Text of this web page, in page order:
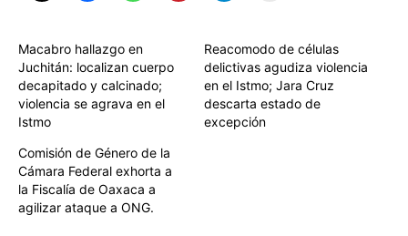
Macabro hallazgo en
Juchitán: localizan cuerpo
decapitado y calcinado;
violencia se agrava en el
Istmo
Reacomodo de células
delictivas agudiza violencia
en el Istmo; Jara Cruz
descarta estado de
excepción
Comisión de Género de la
Cámara Federal exhorta a
la Fiscalía de Oaxaca a
agilizar ataque a ONG.